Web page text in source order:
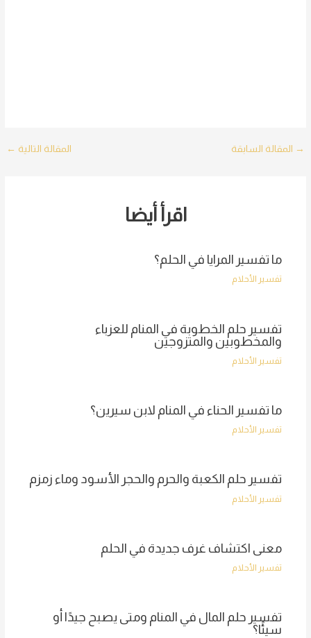
Post
→ المقالة السابقة المقالة التالية ←
اقرأ أيضا
ما تفسير المرايا في الحلم؟
تفسير الأحلام
تفسير حلم الخطوبة في المنام للعزباء
والمخطوبين والمتزوجين
تفسير الأحلام
ما تفسير الحناء في المنام لابن سيرين؟
تفسير الأحلام
تفسير حلم الكعبة والحرم والحجر الأسود وماء زمزم
تفسير الأحلام
معنى اكتشاف غرف جديدة في الحلم
تفسير الأحلام
تفسير حلم المال في المنام ومتى يصبح جيدًا أو
سيئًا؟